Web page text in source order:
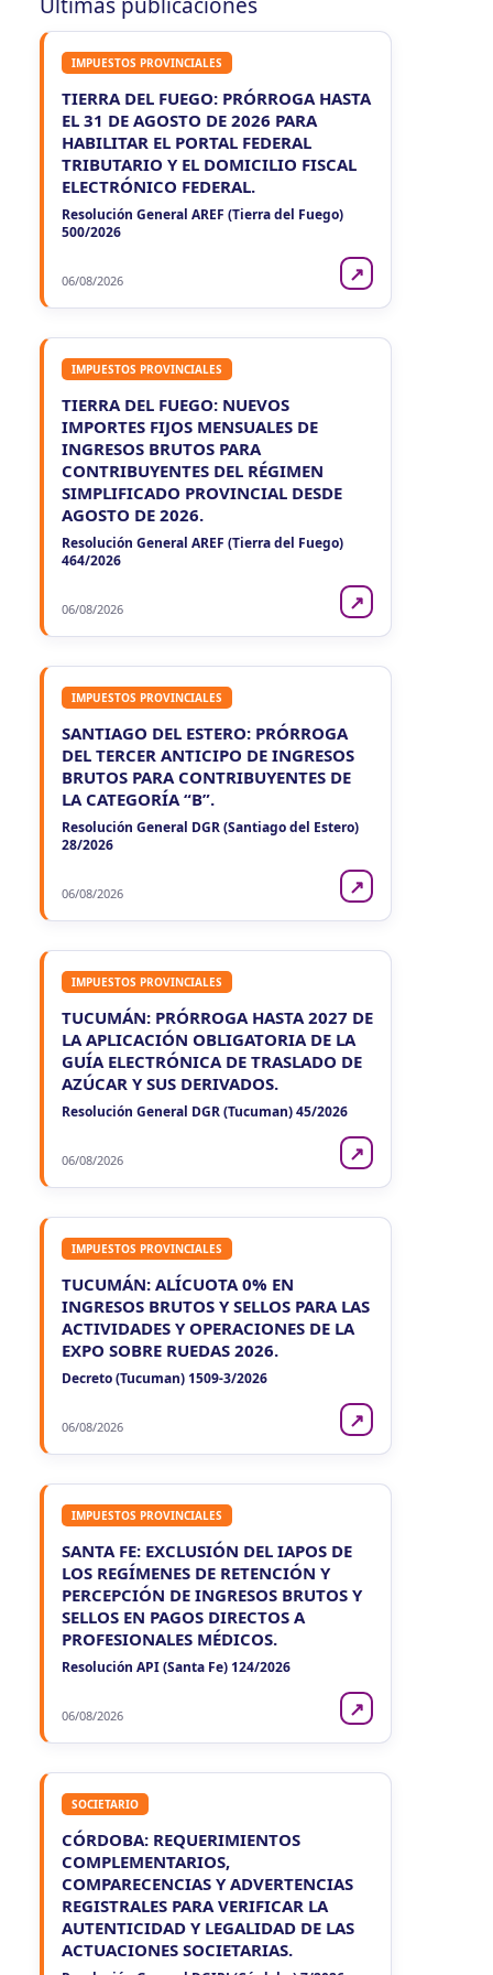
Ag. Ret. Imp. Prof. Lib. EERR
CUIT 5-6-7-8-9-…
VIE
7 ENTRE RIOS
Agentes Ret. y Perc. E. Rios
CUIT 5-6-7-8-9-…
JUJUY
VIE
7 JUJUY
Agentes Ret. Perc. Jujuy
CUIT 0-1-2-3-4-…
7
CUIT 5-6-7-8-9-…
7 Agentes Retencion La Rioja
CUIT 5-6-7-8-9-…
NEUQUEN
VIE
7 Agentes Ret. y Percep. Neuquen
CUIT 2-…
Últimas publicaciones
IMPUESTOS PROVINCIALES
TIERRA DEL FUEGO: PRÓRROGA HASTA
EL 31 DE AGOSTO DE 2026 PARA
HABILITAR EL PORTAL FEDERAL
TRIBUTARIO Y EL DOMICILIO FISCAL
ELECTRÓNICO FEDERAL.
Resolución General AREF (Tierra del Fuego)
500/2026
06/08/2026 ↗
IMPUESTOS PROVINCIALES
TIERRA DEL FUEGO: NUEVOS
IMPORTES FIJOS MENSUALES DE
INGRESOS BRUTOS PARA
CONTRIBUYENTES DEL RÉGIMEN
SIMPLIFICADO PROVINCIAL DESDE
AGOSTO DE 2026.
Resolución General AREF (Tierra del Fuego)
464/2026
06/08/2026 ↗
IMPUESTOS PROVINCIALES
SANTIAGO DEL ESTERO: PRÓRROGA
DEL TERCER ANTICIPO DE INGRESOS
BRUTOS PARA CONTRIBUYENTES DE
LA CATEGORÍA “B”.
Resolución General DGR (Santiago del Estero)
28/2026
06/08/2026 ↗
IMPUESTOS PROVINCIALES
TUCUMÁN: PRÓRROGA HASTA 2027 DE
LA APLICACIÓN OBLIGATORIA DE LA
GUÍA ELECTRÓNICA DE TRASLADO DE
AZÚCAR Y SUS DERIVADOS.
Resolución General DGR (Tucuman) 45/2026
06/08/2026 ↗
IMPUESTOS PROVINCIALES
TUCUMÁN: ALÍCUOTA 0% EN
INGRESOS BRUTOS Y SELLOS PARA LAS
ACTIVIDADES Y OPERACIONES DE LA
EXPO SOBRE RUEDAS 2026.
Decreto (Tucuman) 1509-3/2026
06/08/2026 ↗
IMPUESTOS PROVINCIALES
SANTA FE: EXCLUSIÓN DEL IAPOS DE
LOS REGÍMENES DE RETENCIÓN Y
PERCEPCIÓN DE INGRESOS BRUTOS Y
SELLOS EN PAGOS DIRECTOS A
PROFESIONALES MÉDICOS.
Resolución API (Santa Fe) 124/2026
06/08/2026 ↗
SOCIETARIO
CÓRDOBA: REQUERIMIENTOS
COMPLEMENTARIOS,
COMPARECENCIAS Y ADVERTENCIAS
REGISTRALES PARA VERIFICAR LA
AUTENTICIDAD Y LEGALIDAD DE LAS
ACTUACIONES SOCIETARIAS.